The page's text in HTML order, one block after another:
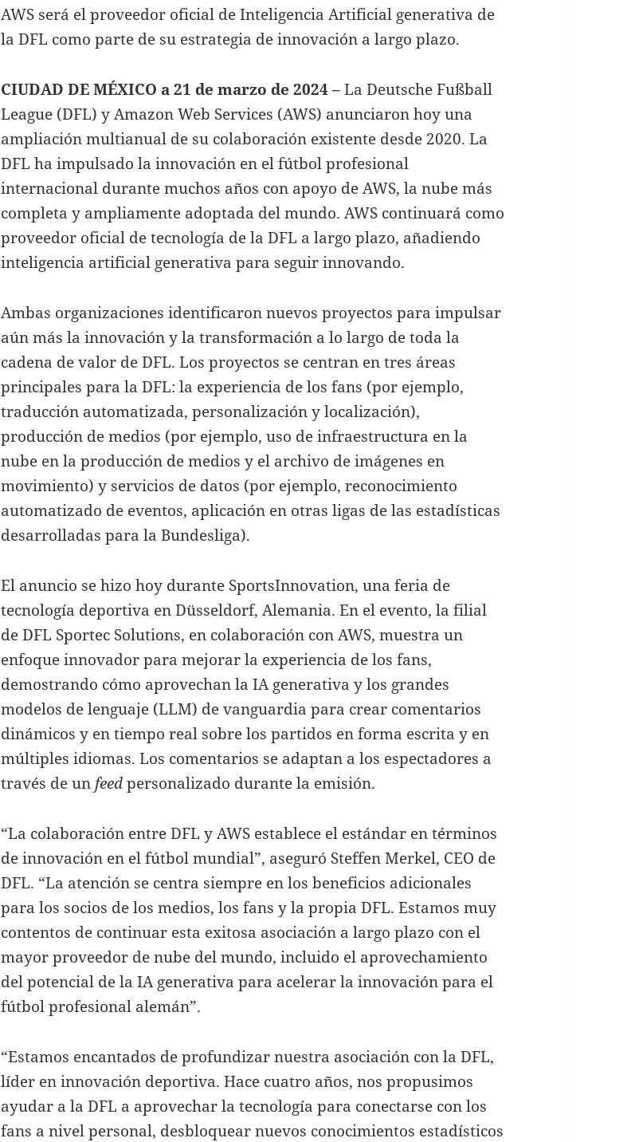
AWS será el proveedor oficial de Inteligencia Artificial generativa de
la DFL como parte de su estrategia de innovación a largo plazo.
CIUDAD DE MÉXICO a 21 de marzo de 2024 –La Deutsche Fußball
League (DFL) y Amazon Web Services (AWS) anunciaron hoy una
ampliación multianual de su colaboración existente desde 2020. La
DFL ha impulsado la innovación en el fútbol profesional
internacional durante muchos años con apoyo de AWS, la nube más
completa y ampliamente adoptada del mundo. AWS continuará como
proveedor oficial de tecnología de la DFL a largo plazo, añadiendo
inteligencia artificial generativa para seguir innovando.
Ambas organizaciones identificaron nuevos proyectos para impulsar
aún más la innovación y la transformación a lo largo de toda la
cadena de valor de DFL. Los proyectos se centran en tres áreas
principales para la DFL: la experiencia de los fans (por ejemplo,
traducción automatizada, personalización y localización),
producción de medios (por ejemplo, uso de infraestructura en la
nube en la producción de medios y el archivo de imágenes en
movimiento) y servicios de datos (por ejemplo, reconocimiento
automatizado de eventos, aplicación en otras ligas de las estadísticas
desarrolladas para la Bundesliga).
El anuncio se hizo hoy durante SportsInnovation, una feria de
tecnología deportiva en Düsseldorf, Alemania. En el evento, la filial
de DFL Sportec Solutions, en colaboración con AWS, muestra un
enfoque innovador para mejorar la experiencia de los fans,
demostrando cómo aprovechan la IA generativa y los grandes
modelos de lenguaje (LLM) de vanguardia para crear comentarios
dinámicos y en tiempo real sobre los partidos en forma escrita y en
múltiples idiomas. Los comentarios se adaptan a los espectadores a
través de un feedpersonalizado durante la emisión.
“La colaboración entre DFL y AWS establece el estándar en términos
de innovación en el fútbol mundial”, aseguró Steffen Merkel, CEO de
DFL. “La atención se centra siempre en los beneficios adicionales
para los socios de los medios, los fans y la propia DFL. Estamos muy
contentos de continuar esta exitosa asociación a largo plazo con el
mayor proveedor de nube del mundo, incluido el aprovechamiento
del potencial de la IA generativa para acelerar la innovación para el
fútbol profesional alemán”.
“Estamos encantados de profundizar nuestra asociación con la DFL,
líder en innovación deportiva. Hace cuatro años, nos propusimos
ayudar a la DFL a aprovechar la tecnología para conectarse con los
fans a nivel personal, desbloquear nuevos conocimientos estadísticos